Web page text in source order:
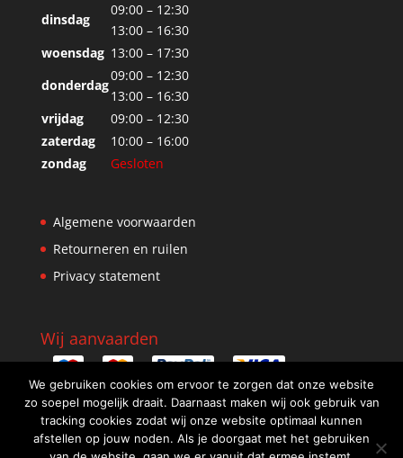
dinsdag
09:00 – 12:30
13:00 – 16:30
woensdag 13:00 – 17:30
donderdag
09:00 – 12:30
13:00 – 16:30
vrijdag
09:00 – 12:30
zaterdag
10:00 – 16:00
zondag
Gesloten
Algemene voorwaarden
Retourneren en ruilen
Privacy statement
Wij aanvaarden
We gebruiken cookies om ervoor te zorgen dat onze website
zo soepel mogelijk draait. Daarnaast maken wij ook gebruik van
tracking cookies zodat wij onze website optimaal kunnen
afstellen op jouw noden. Als je doorgaat met het gebruiken